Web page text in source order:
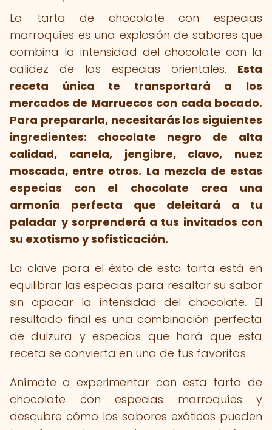
La tarta de chocolate con especias
marroquíes es una explosión de sabores que
combina la intensidad del chocolate con la
calidez de las especias orientales. Esta
receta única te transportará a los
mercados de Marruecos con cada bocado.
Para prepararla, necesitarás los siguientes
ingredientes: chocolate negro de alta
calidad, canela, jengibre, clavo, nuez
moscada, entre otros. La mezcla de estas
especias con el chocolate crea una
armonía perfecta que deleitará a tu
paladar y sorprenderá a tus invitados con
su exotismo y sofisticación.
La clave para el éxito de esta tarta está en
equilibrar las especias para resaltar su sabor
sin opacar la intensidad del chocolate. El
resultado final es una combinación perfecta
de dulzura y especias que hará que esta
receta se convierta en una de tus favoritas.
Anímate a experimentar con esta tarta de
chocolate con especias marroquíes y
descubre cómo los sabores exóticos pueden